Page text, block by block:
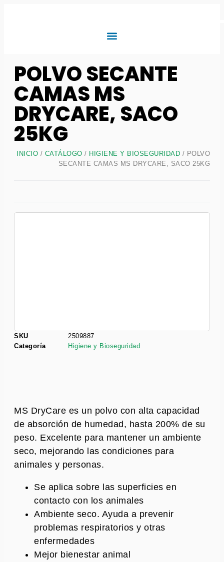
POLVO SECANTE
CAMAS MS
DRYCARE, SACO
25KG
INICIO / CATÁLOGO / HIGIENE Y BIOSEGURIDAD / POLVO
SECANTE CAMAS MS DRYCARE, SACO 25KG
SKU
2509887
Categoría
Higiene y Bioseguridad
MS DryCare es un polvo con alta capacidad
de absorción de humedad, hasta 200% de su
peso. Excelente para mantener un ambiente
seco, mejorando las condiciones para
animales y personas.
Se aplica sobre las superficies en
contacto con los animales
Ambiente seco. Ayuda a prevenir
problemas respiratorios y otras
enfermedades
Mejor bienestar animal